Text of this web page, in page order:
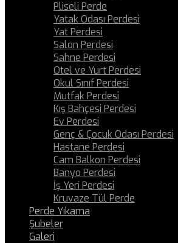
Pliseli Perde
Yatak Odası Perdesi
Yat Perdesi
Salon Perdesi
Sahne Perdesi
Otel ve Yurt Perdesi
Okul Sınıf Perdesi
Mutfak Perdesi
Kış Bahçesi Perdesi
Ev Perdesi
Genç & Çocuk Odası Perdesi
Hastane Perdesi
Cam Balkon Perdesi
Banyo Perdesi
İş Yeri Perdesi
Kruvaze Tül Perde
Perde Yıkama
Şubeler
Galeri